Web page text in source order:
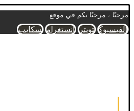
مرحبًا ، مرحبًا بكم في موقع
الفيسبوك تويتر انستغرام سكايب